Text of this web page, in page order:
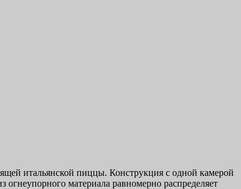
итальянской пиццы. Конструкция с одной камерой
материала равномерно распределяет